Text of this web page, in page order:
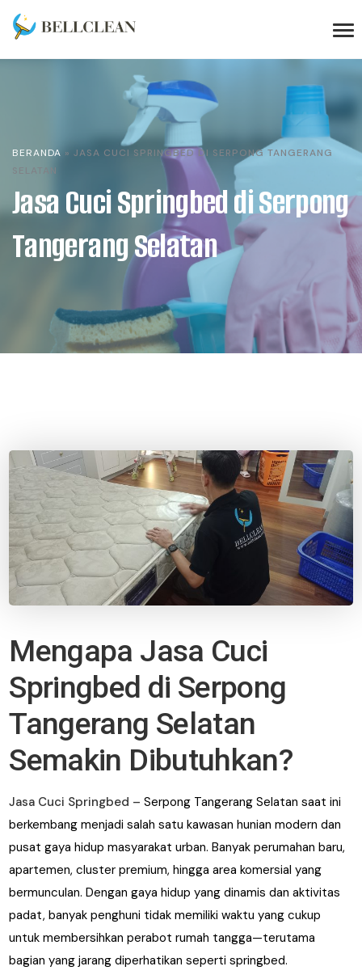
BERANDA » JASA CUCI SPRINGBED DI SERPONG TANGERANG
SELATAN
Jasa Cuci Springbed di Serpong
Tangerang Selatan
Mengapa Jasa Cuci
Springbed di Serpong
Tangerang Selatan
Semakin Dibutuhkan?
Jasa Cuci Springbed – Serpong Tangerang Selatan saat ini
berkembang menjadi salah satu kawasan hunian modern dan
pusat gaya hidup masyarakat urban. Banyak perumahan baru,
apartemen, cluster premium, hingga area komersial yang
bermunculan. Dengan gaya hidup yang dinamis dan aktivitas
padat, banyak penghuni tidak memiliki waktu yang cukup
untuk membersihkan perabot rumah tangga—terutama
bagian yang jarang diperhatikan seperti springbed.